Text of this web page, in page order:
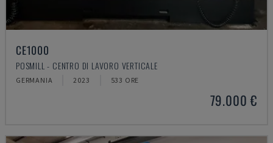
CE1000
POSMILL - CENTRO DI LAVORO VERTICALE
GERMANIA 2023 533 ORE
79.000 €